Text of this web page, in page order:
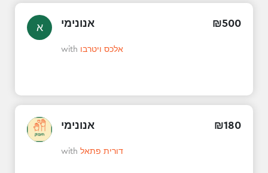
א אנונימי ₪500
with אלכס ויטרבו
אנונימי ₪180
with דורית פתאל